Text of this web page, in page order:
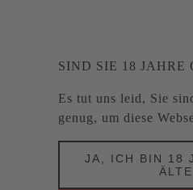
SIND SIE 18 JAHRE
Es tut uns leid, Sie
genug, um diese
JA, ICH BIN 18